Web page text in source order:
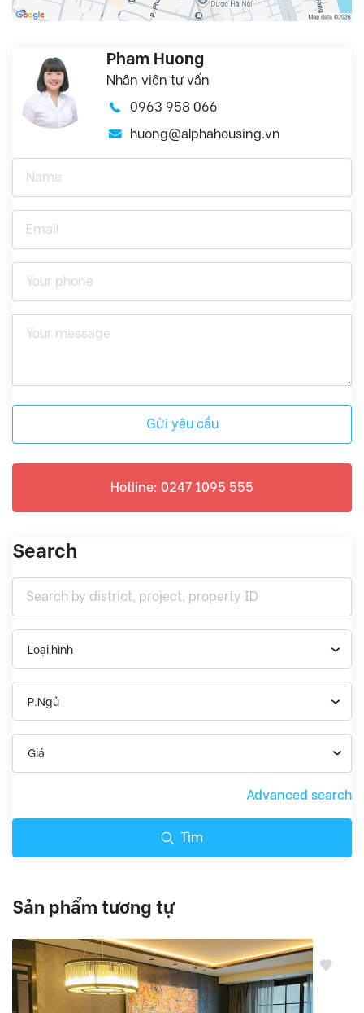
Pham Huong
Nhân viên tư vấn
0963 958 066
huong@alphahousing.vn
Gửi yêu cầu
Hotline: 0247 1095 555
Search
Loại hình
P.Ngủ
Giá
Advanced search
Tìm
Sản phẩm tương tự